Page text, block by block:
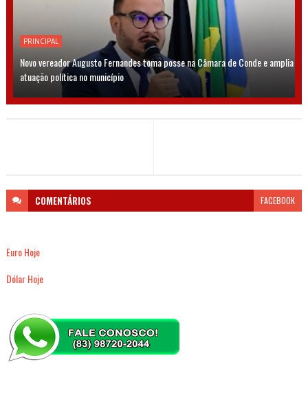
PRINCIPAL
Novo vereador Augusto Fernandes toma posse na Câmara de Conde e amplia
atuação política no município
COMENTÁRIOS FACEBOOK
Euro Hoje
Dólar Hoje